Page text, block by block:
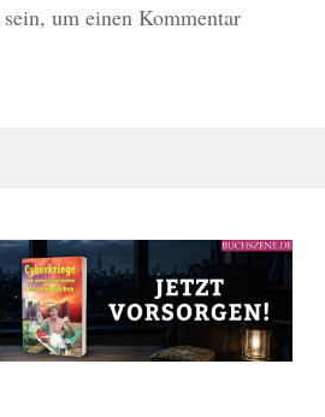
sein, um einen Kommentar